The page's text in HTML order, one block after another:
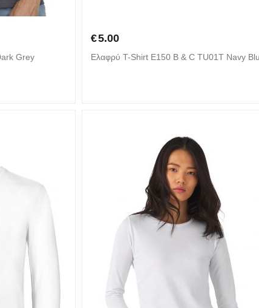
Grey
€5.00
Ελαφρύ T-Shirt E150 B & C TU01T Navy